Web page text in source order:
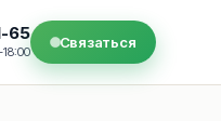
65 Связаться